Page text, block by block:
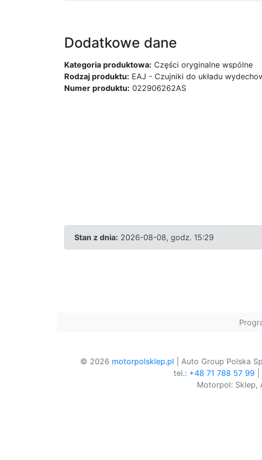
Dodatkowe dane
Kategoria produktowa: Części oryginalne wspólne
Rodzaj produktu: EAJ - Czujniki do układu
Numer produktu: 022906262AS
Stan z dnia: 2026-08-08, godz. 15:29
© 2026 motorpolsklep.pl | Auto Group Polska
tel.: +48 71 788 57 99
Motorpol: Sklep,